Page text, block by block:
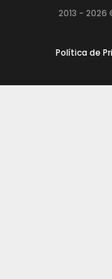
2013 - 2026
Política de